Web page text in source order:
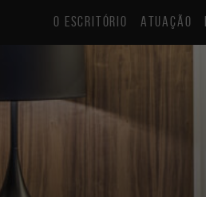
O ESCRITÓRIO ATUAÇÃO